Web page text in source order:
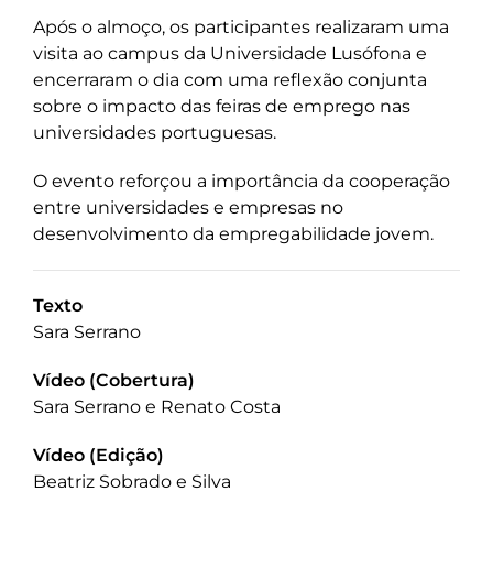
Após o almoço, os participantes realizaram uma
visita ao campus da Universidade Lusófona e
encerraram o dia com uma reflexão conjunta
sobre o impacto das feiras de emprego nas
universidades portuguesas.
O evento reforçou a importância da cooperação
entre universidades e empresas no
desenvolvimento da empregabilidade jovem.
Texto
Sara Serrano
Vídeo (Cobertura)
Sara Serrano e Renato Costa
Vídeo (Edição)
Beatriz Sobrado e Silva